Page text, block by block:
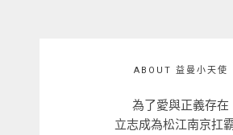
ABOUT 益曼小天使
為了愛與正義存在
立志成為松江南京扛